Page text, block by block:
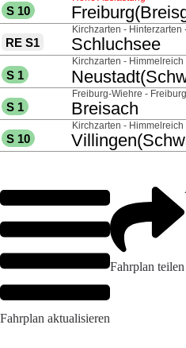
Fahrplan aktualisieren
Fahrplan teilen